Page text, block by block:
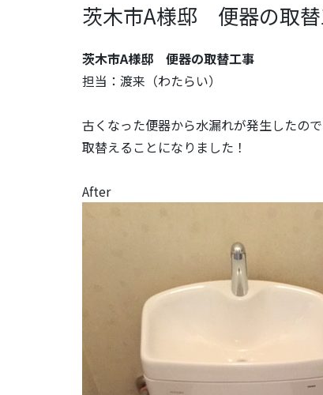
茨木市A様邸 便器の取
茨木市A様邸 便器の取替工事
担当：渡来（わたらい）
古くなった便器から水漏れが発生したので
取替えることになりました！
After